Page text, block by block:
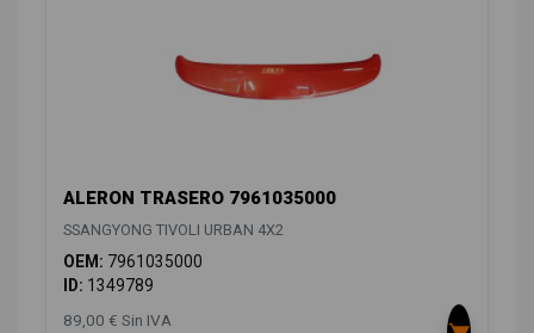
ALERON TRASERO 7961035000
SSANGYONG TIVOLI URBAN 4X2
OEM: 7961035000
ID: 1349789
89,00 € Sin IVA